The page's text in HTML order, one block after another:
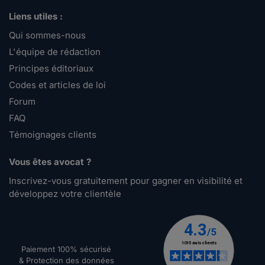
Liens utiles :
Qui sommes-nous
L'équipe de rédaction
Principes éditoriaux
Codes et articles de loi
Forum
FAQ
Témoignages clients
Vous êtes avocat ?
Inscrivez-vous gratuitement pour gagner en visibilité et
développez votre clientèle
Paiement 100% sécurisé
& Protection des données